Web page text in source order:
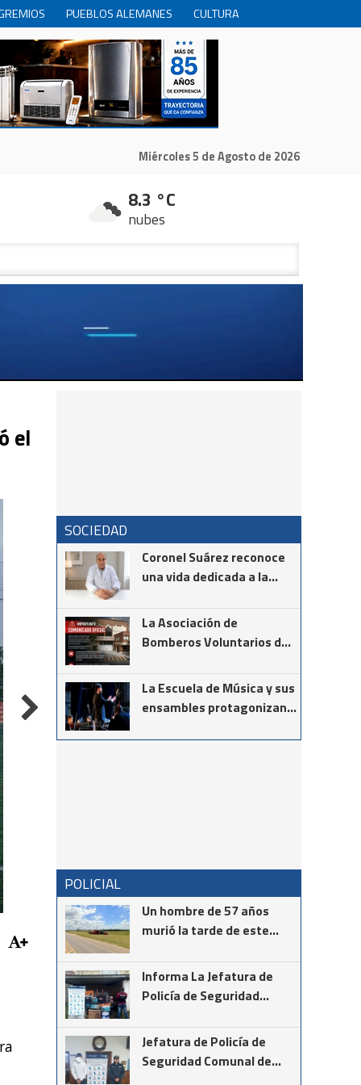
PUEBLOS ALEMANES
CULTURA
INTERNACIONALES PRODUCCION
Miércoles 5 de Agosto de 2026
8.3 °C
nubes
el
SOCIEDAD
Coronel Suárez reconoce
una vida dedicada a la
Giménez será distinguido
como Ciudadano
La Asociación de
Bomberos Voluntarios de
que NO se encuentra
llevando acabo ninguna
campaña de socios
La Escuela de Música y sus
ensambles protagonizan
Teatro Italia
POLICIAL
Un hombre de 57 años
murió la tarde de este
la instalación de cámaras
de seguridad en el cruce
de las rutas provinciales
67 y 85
Informa La Jefatura de
Policía de Seguridad
Suárez
Jefatura de Policía de
Seguridad Comunal de